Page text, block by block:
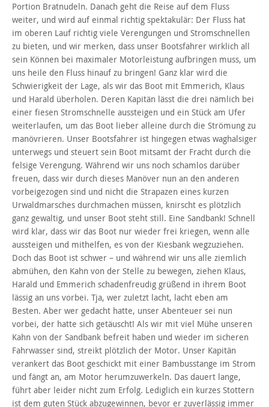
Portion Bratnudeln. Danach geht die Reise auf dem Fluss
weiter, und wird auf einmal richtig spektakulär: Der Fluss hat
im oberen Lauf richtig viele Verengungen und Stromschnellen
zu bieten, und wir merken, dass unser Bootsfahrer wirklich all
sein Können bei maximaler Motorleistung aufbringen muss, um
uns heile den Fluss hinauf zu bringen! Ganz klar wird die
Schwierigkeit der Lage, als wir das Boot mit Emmerich, Klaus
und Harald überholen. Deren Kapitän lässt die drei nämlich bei
einer fiesen Stromschnelle aussteigen und ein Stück am Ufer
weiterlaufen, um das Boot lieber alleine durch die Strömung zu
manövrieren. Unser Bootsfahrer ist hingegen etwas waghalsiger
unterwegs und steuert sein Boot mitsamt der Fracht durch die
felsige Verengung. Während wir uns noch schamlos darüber
freuen, dass wir durch dieses Manöver nun an den anderen
vorbeigezogen sind und nicht die Strapazen eines kurzen
Urwaldmarsches durchmachen müssen, knirscht es plötzlich
ganz gewaltig, und unser Boot steht still. Eine Sandbank! Schnell
wird klar, dass wir das Boot nur wieder frei kriegen, wenn alle
aussteigen und mithelfen, es von der Kiesbank wegzuziehen.
Doch das Boot ist schwer – und während wir uns alle ziemlich
abmühen, den Kahn von der Stelle zu bewegen, ziehen Klaus,
Harald und Emmerich schadenfreudig grüßend in ihrem Boot
lässig an uns vorbei. Tja, wer zuletzt lacht, lacht eben am
Besten. Aber wer gedacht hatte, unser Abenteuer sei nun
vorbei, der hatte sich getäuscht! Als wir mit viel Mühe unseren
Kahn von der Sandbank befreit haben und wieder im sicheren
Fahrwasser sind, streikt plötzlich der Motor. Unser Kapitän
verankert das Boot geschickt mit einer Bambusstange im Strom
und fängt an, am Motor herumzuwerkeln. Das dauert lange,
führt aber leider nicht zum Erfolg. Lediglich ein kurzes Stottern
ist dem guten Stück abzugewinnen, bevor er zuverlässig immer